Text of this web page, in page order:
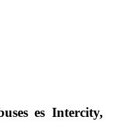
es Intercity,